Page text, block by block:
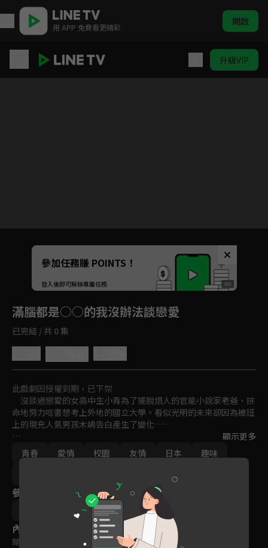
用 APP 免費看更精彩 開啟
升級VIP
Unmute
如有不便請見諒
參加任務賺 POINTS！
登入後即可解鎖專屬任務
滿腦都是○○的我沒辦法談戀愛
已完結 / 共 0 集
此戲劇因授權到期，已下架
沒談過戀愛的女高中生小青為了擺脫煩人的官能小說家老爸，拚
命地努力唸書想考上外地的國立大學。看似光明的未來卻因為被班
上的現充人氣男孩木嶋告白產生了變化……
不單純的戀愛故事、女高中生對色色事情的妄想沒有極限！
顯示更多
青春
愛情 校園 友情 日本
趣味
參與演員
內容標籤
輔導十二歲級